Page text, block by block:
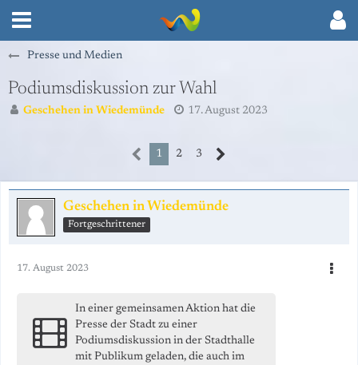
Presse und Medien
Podiumsdiskussion zur Wahl
Geschehen in Wiedemünde 17. August 2023
1 2 3
Geschehen in Wiedemünde
Fortgeschrittener
17. August 2023
In einer gemeinsamen Aktion hat die
Presse der Stadt zu einer
Podiumsdiskussion in der Stadthalle
mit Publikum geladen, die auch im